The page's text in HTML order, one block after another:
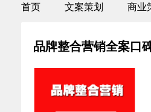
首页 文案策划 商业
品牌整合营销全案口